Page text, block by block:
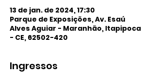
13 de jan. de 2024, 17:30
Parque de Exposições, Av. Esaú
Alves Aguiar - Maranhão, Itapipoca
- CE, 62502-420
Ingressos